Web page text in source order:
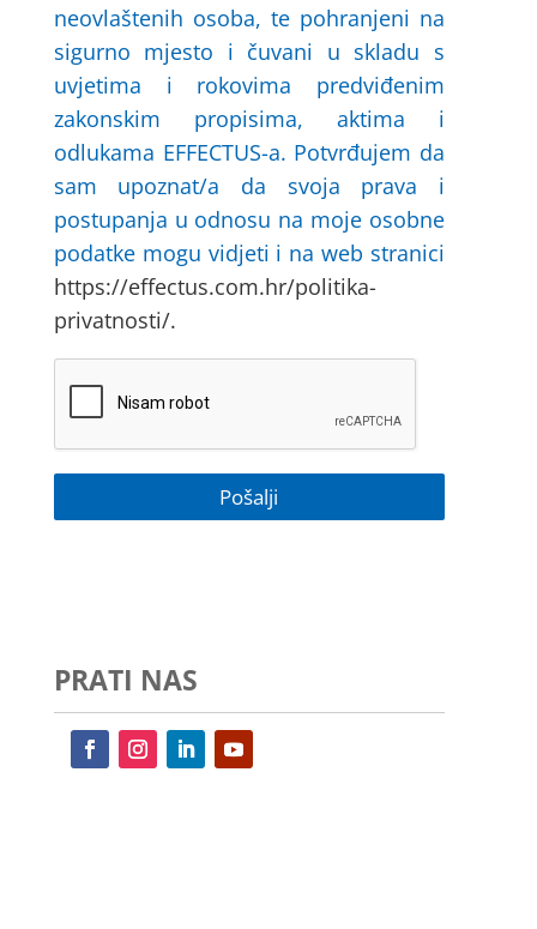
neovlaštenih osoba, te pohranjeni na
sigurno mjesto i čuvani u skladu s
uvjetima i rokovima predviđenim
zakonskim propisima, aktima i
odlukama EFFECTUS-a. Potvrđujem da
sam upoznat/a da svoja prava i
postupanja u odnosu na moje osobne
podatke mogu vidjeti i na web stranici
https://effectus.com.hr/politika-
privatnosti/.
PRATI NAS